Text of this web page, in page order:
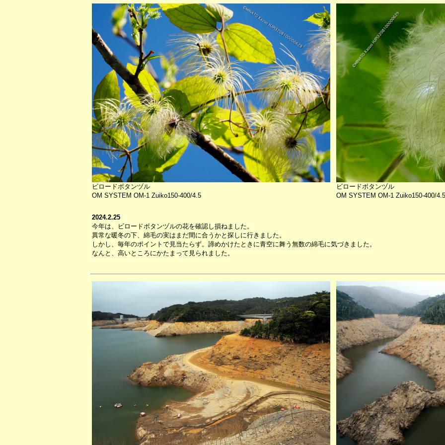
ビロードボタンヅル
OM SYSTEM OM-1 Zuiko150-400/4.5
ビロードボタンヅル
OM SYSTEM OM-1 Zuiko150-400/4.5
2024.2.25
今年は、ビロードボタンヅルの花を確認し損ねました。
異常な暖冬の下、綿毛の実はまだ間に合うかと探しに行きました。
しかし、毎年のポイントで見当たらず。諦めかけたときに青空に舞う無数の綿毛に気づきました。
なんと、高いところにかたまって見られました。